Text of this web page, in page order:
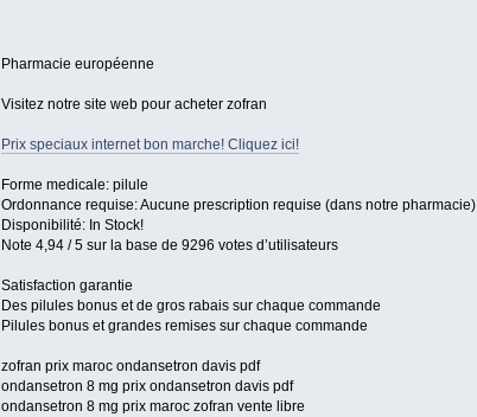
Pharmacie européenne
Visitez notre site web pour acheter zofran
Prix speciaux internet bon marche! Cliquez ici!
Forme medicale: pilule
Ordonnance requise: Aucune prescription requise (dans notre pharmacie)
Disponibilité: In Stock!
Note 4,94 / 5 sur la base de 9296 votes d’utilisateurs
Satisfaction garantie
Des pilules bonus et de gros rabais sur chaque commande
Pilules bonus et grandes remises sur chaque commande
zofran prix maroc ondansetron davis pdf
ondansetron 8 mg prix ondansetron davis pdf
ondansetron 8 mg prix maroc zofran vente libre